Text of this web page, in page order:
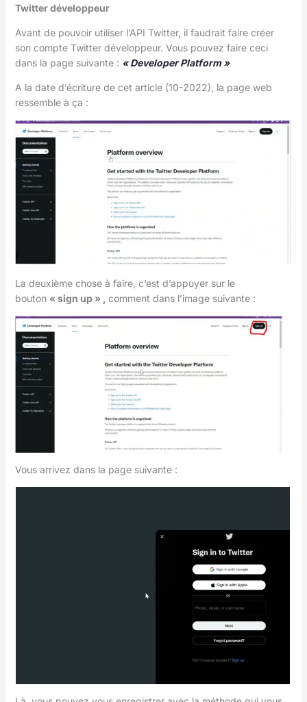
Twitter développeur
Avant de pouvoir utiliser l’API Twitter, il faudrait faire créer
son compte Twitter développeur. Vous pouvez faire ceci
dans la page suivante : « Developer Platform »
A la date d’écriture de cet article (10-2022), la page web
ressemble à ça :
La deuxième chose à faire, c’est d’appuyer sur le
bouton « sign up » , comment dans l’image suivante :
Vous arrivez dans la page suivante :